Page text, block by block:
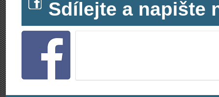
Sdílejte a napište